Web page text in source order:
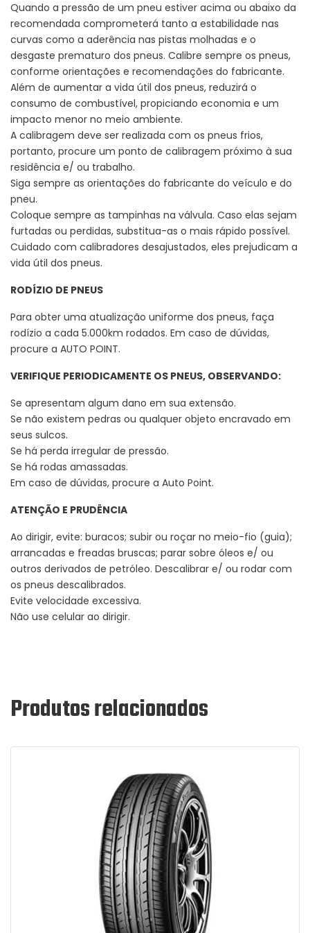
Quando a pressão de um pneu estiver acima ou abaixo da
recomendada comprometerá tanto a estabilidade nas
curvas como a aderência nas pistas molhadas e o
desgaste prematuro dos pneus. Calibre sempre os pneus,
conforme orientações e recomendações do fabricante.
Além de aumentar a vida útil dos pneus, reduzirá o
consumo de combustível, propiciando economia e um
impacto menor no meio ambiente.
A calibragem deve ser realizada com os pneus frios,
portanto, procure um ponto de calibragem próximo à sua
residência e/ ou trabalho.
Siga sempre as orientações do fabricante do veículo e do
pneu.
Coloque sempre as tampinhas na válvula. Caso elas sejam
furtadas ou perdidas, substitua-as o mais rápido possível.
Cuidado com calibradores desajustados, eles prejudicam a
vida útil dos pneus.
RODÍZIO DE PNEUS
Para obter uma atualização uniforme dos pneus, faça
rodízio a cada 5.000km rodados. Em caso de dúvidas,
procure a AUTO POINT.
VERIFIQUE PERIODICAMENTE OS PNEUS, OBSERVANDO:
Se apresentam algum dano em sua extensão.
Se não existem pedras ou qualquer objeto encravado em
seus sulcos.
Se há perda irregular de pressão.
Se há rodas amassadas.
Em caso de dúvidas, procure a Auto Point.
ATENÇÃO E PRUDÊNCIA
Ao dirigir, evite: buracos; subir ou roçar no meio-fio (guia);
arrancadas e freadas bruscas; parar sobre óleos e/ ou
outros derivados de petróleo. Descalibrar e/ ou rodar com
os pneus descalibrados.
Evite velocidade excessiva.
Não use celular ao dirigir.
Produtos relacionados